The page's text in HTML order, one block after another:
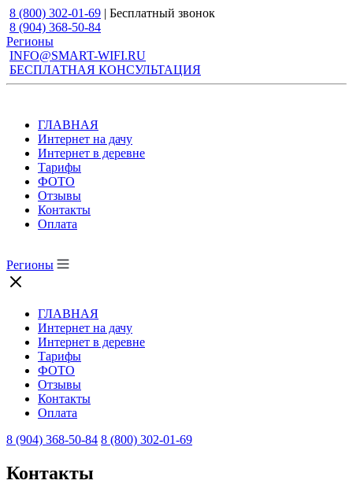
8 (800) 302-01-69 | Бесплатный звонок
8 (904) 368-50-84
Регионы
INFO@SMART-WIFI.RU
БЕСПЛАТНАЯ КОНСУЛЬТАЦИЯ
ГЛАВНАЯ
Интернет на дачу
Интернет в деревне
Тарифы
ФОТО
Отзывы
Контакты
Оплата
Регионы
ГЛАВНАЯ
Интернет на дачу
Интернет в деревне
Тарифы
ФОТО
Отзывы
Контакты
Оплата
8 (904) 368-50-84 8 (800) 302-01-69
Контакты